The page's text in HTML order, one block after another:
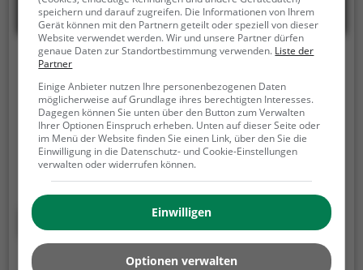
Paschinger Hügel
Güterweg Pasching, 4085 Wesenufer
Der Aussichtspunkt Paschinger Hügel ist ein
Aussichtspunkt in Wesenufer. Von dem
Aussichtspunkt hast du einen großartigen Ausblick
auf Wesenufer und die Umgebung. Im Sommer ist
der Aussichtspunkt Paschinger Hügel ein schönes
Ausflugsziel für Familienausflüge, Wanderungen
oder zum Picknicken und lockt an warmen und
sonnigen Tagen viele Besucher aus der Region an.
Mehr erfahren
speichern und darauf zugreifen. Die Informationen von Ihrem
Gerät können mit den Partnern geteilt oder speziell von dieser
Website verwendet werden. Wir und unsere Partner dürfen
genaue Daten zur Standortbestimmung verwenden. Liste der
Partner
Einige Anbieter nutzen Ihre personenbezogenen Daten
möglicherweise auf Grundlage ihres berechtigten Interesses.
Dagegen können Sie unten über den Button zum Verwalten
Ihrer Optionen Einspruch erheben. Unten auf dieser Seite oder
im Menü der Website finden Sie einen Link, über den Sie die
Einwilligung in die Datenschutz- und Cookie-Einstellungen
verwalten oder widerrufen können.
Einwilligen
Optionen verwalten